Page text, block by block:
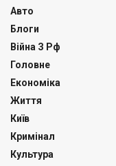
Авто
Блоги
Війна З Рф
Головне
Економіка
Життя
Київ
Кримінал
Культура